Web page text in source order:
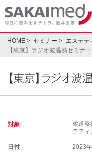
Skip
to
content
HOME セミナー
エステテ
【東京】ラジオ波温熱セミナー
【東京】ラジオ波
対象 柔道整
テティ
日付 2023